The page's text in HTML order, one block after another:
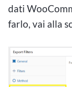
dati
farlo, vai alla